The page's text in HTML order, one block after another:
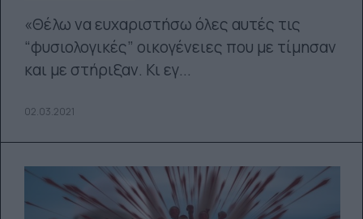
«Θέλω να ευχαριστήσω όλες αυτές τις
“φυσιολογικές” οικογένειες που με τίμησαν
και με στήριξαν. Κι εγ...
02.03.2021